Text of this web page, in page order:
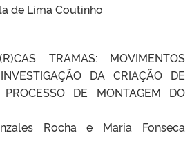
de Lima Coutinho
TRAMAS: MOVIMENTOS
DA CRIAÇÃO DE
PROCESSO DE MONTAGEM DO
Rocha e Maria Fonseca